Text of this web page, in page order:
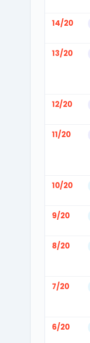
14/20
13/20
12/20
11/20
10/20
9/20
8/20
7/20
6/20